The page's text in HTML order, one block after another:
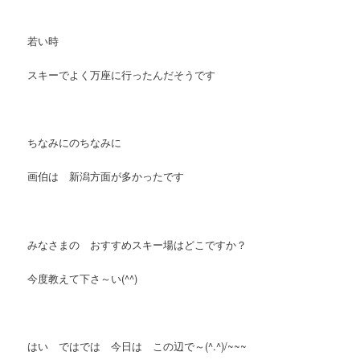
若い時
スキーでよく万座に行ったんだそうです
ちなみにのちなみに
画伯は 新潟方面が多かったです
みなさまの おすすめスキー場はどこですか？
今度教えて下さ～い(^^)
はい ではでは 今日は この辺で～(^.^)/~~~